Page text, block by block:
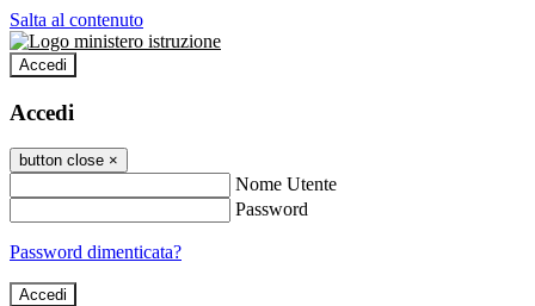
Salta al contenuto
Accedi
Accedi
button close ×
Nome Utente
Password
Password dimenticata?